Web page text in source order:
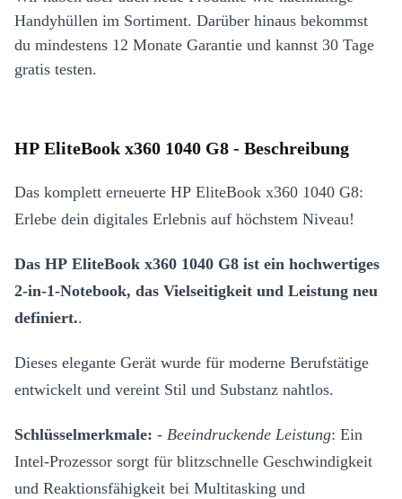
Handyhüllen im Sortiment. Darüber hinaus bekommst
du mindestens 12 Monate Garantie und kannst 30 Tage
gratis testen.
HP EliteBook x360 1040 G8 - Beschreibung
Das komplett erneuerte HP EliteBook x360 1040 G8:
Erlebe dein digitales Erlebnis auf höchstem Niveau!
Das HP EliteBook x360 1040 G8 ist ein hochwertiges
2-in-1-Notebook, das Vielseitigkeit und Leistung neu
definiert..
Dieses elegante Gerät wurde für moderne Berufstätige
entwickelt und vereint Stil und Substanz nahtlos.
Schlüsselmerkmale: - Beeindruckende Leistung: Ein
Intel-Prozessor sorgt für blitzschnelle Geschwindigkeit
und Reaktionsfähigkeit bei Multitasking und